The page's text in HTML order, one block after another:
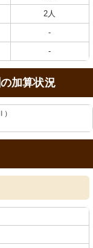
2人
-
-
加算状況